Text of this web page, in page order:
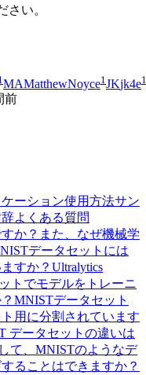
さい。
MAMatthewNoyce1JKjk4e1
前
ーション使用方法サン
よくある質問
か？また、なぜ機械学
データセットには
すか？ Ultralytics
トでモデルをトレーニ
MNISTデータセット
用に分割されています
データセットの違いは
て、MNISTのようなデ
ることはできますか？